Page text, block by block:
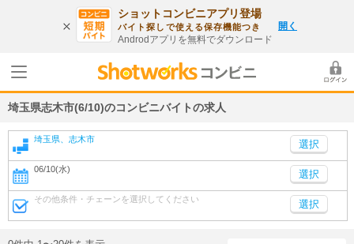
ショットコンビニアプリ登場
バイト探しで使える保存機能つき
Androdアプリを無料でダウンロード
開く
埼玉県志木市(6/10)のコンビニバイトの求人
埼玉県、志木市
06/10(水) 選択
その他条件・チェーンを選択してください 選択